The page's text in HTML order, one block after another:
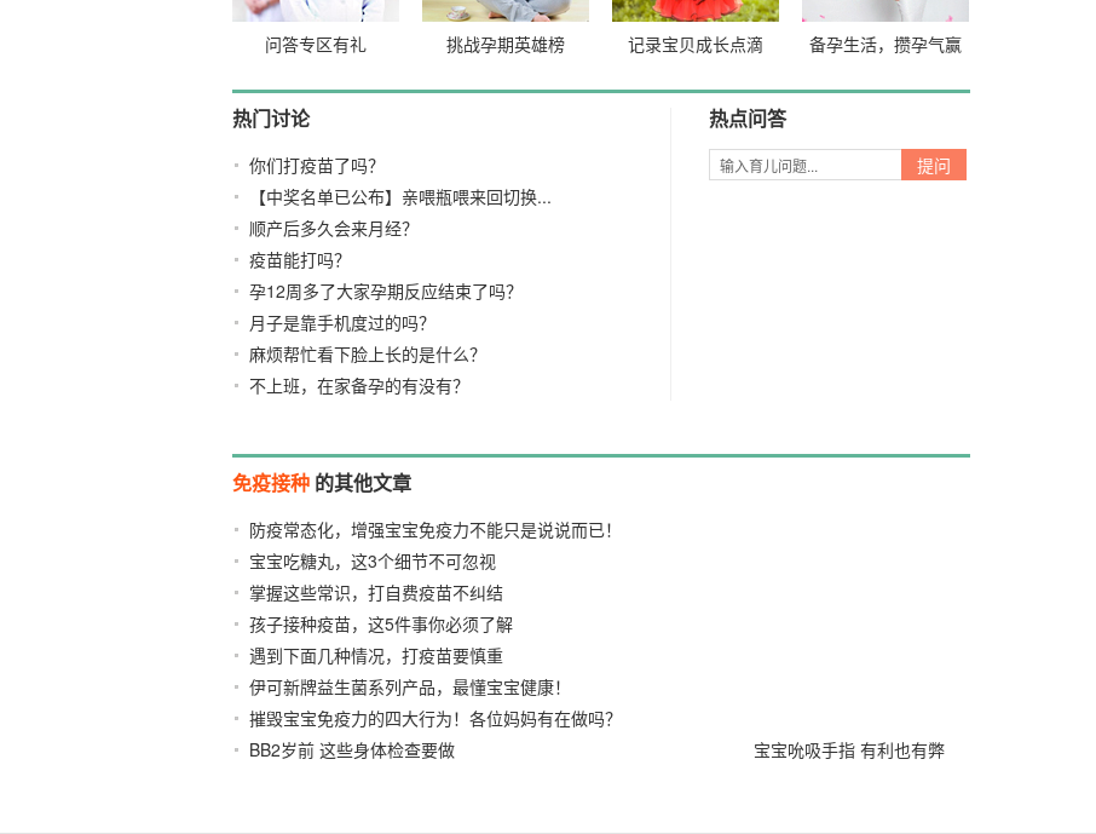
问答专区有礼 挑战孕期英雄榜 记录宝贝成长点滴
备孕生活，攒孕气赢
好礼
热门讨论
你们打疫苗了吗？
【中奖名单已公布】亲喂瓶喂来回切换...
顺产后多久会来月经？
疫苗能打吗？
孕12周多了大家孕期反应结束了吗？
月子是靠手机度过的吗？
麻烦帮忙看下脸上长的是什么？
不上班，在家备孕的有没有？
热点问答
免疫接种 的其他文章
防疫常态化，增强宝宝免疫力不能只是说说而已！
2021/09/24
宝宝吃糖丸，这3个细节不可忽视
掌握这些常识，打自费疫苗不纠结
孩子接种疫苗，这5件事你必须了解
遇到下面几种情况，打疫苗要慎重
伊可新牌益生菌系列产品，最懂宝宝健康！
摧毁宝宝免疫力的四大行为！各位妈妈有在做吗？
2016/10/18
BB2岁前 这些身体检查要做 宝宝吮吸手指 有利也有弊